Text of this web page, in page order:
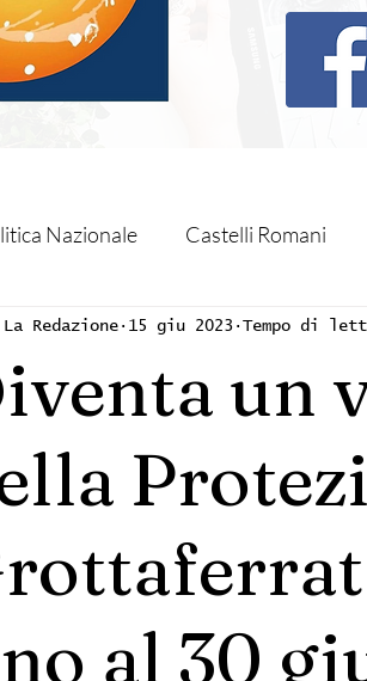
Nazionale Castelli Romani
Regione Lazio Associazioni
Monteporzio Catone Partner
un
al 30
La Redazione 15 giu 2023 Tempo di